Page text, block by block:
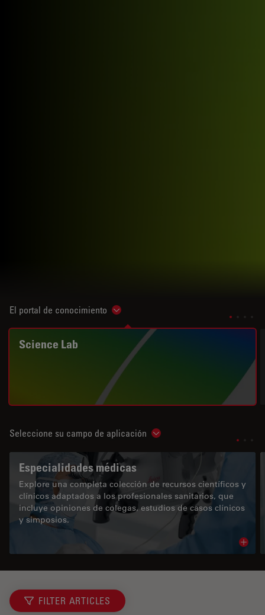
El portal de conocimiento Show subnavigation
Science Lab
Seleccione su campo de aplicación Show subnavigation
Especialidades médicas
Explore una completa colección de recursos científicos y
clínicos adaptados a los profesionales sanitarios, que
incluye opiniones de colegas, estudios de casos clínicos
y simposios.
FILTER ARTICLES